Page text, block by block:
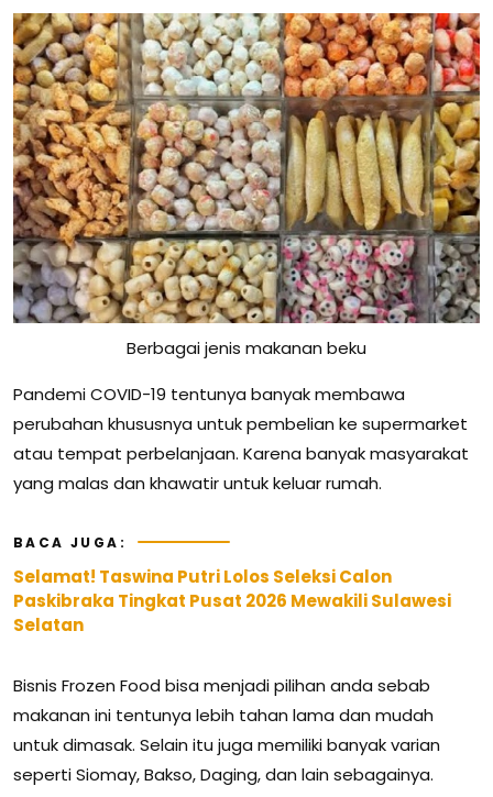
Berbagai jenis makanan beku
Pandemi COVID-19 tentunya banyak membawa
perubahan khususnya untuk pembelian ke supermarket
atau tempat perbelanjaan. Karena banyak masyarakat
yang malas dan khawatir untuk keluar rumah.
BACA JUGA:
Selamat! Taswina Putri Lolos Seleksi Calon
Paskibraka Tingkat Pusat 2026 Mewakili Sulawesi
Selatan
Bisnis Frozen Food bisa menjadi pilihan anda sebab
makanan ini tentunya lebih tahan lama dan mudah
untuk dimasak. Selain itu juga memiliki banyak varian
seperti Siomay, Bakso, Daging, dan lain sebagainya.